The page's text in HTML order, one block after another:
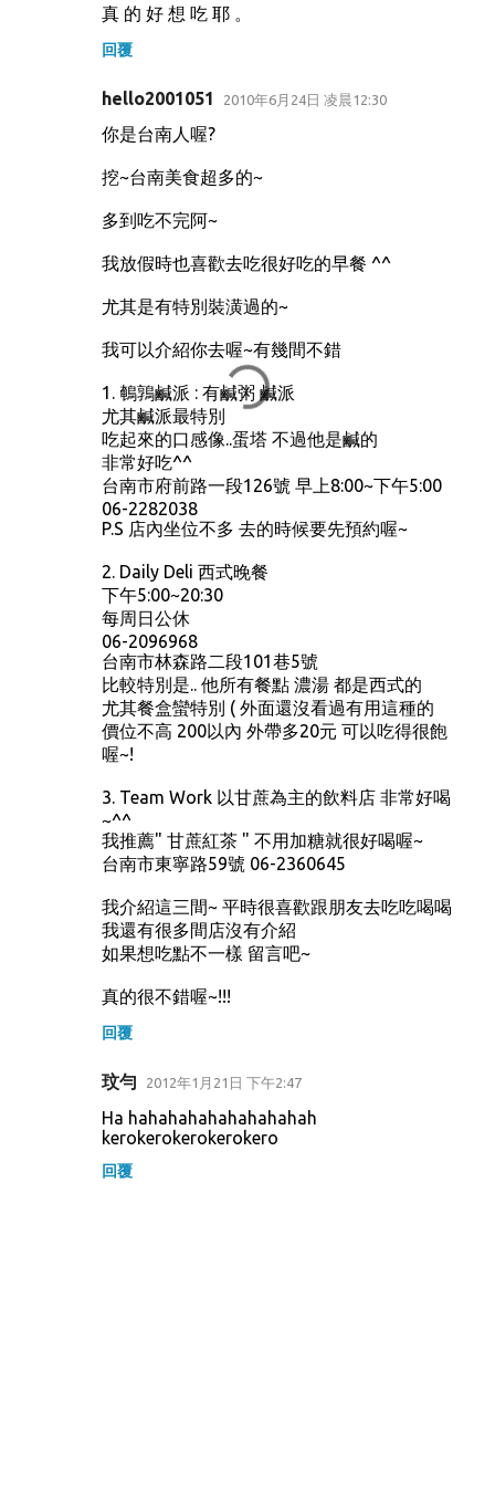
真 的 好 想 吃 耶 。
回覆
hello2001051 2010年6月24日 凌晨12:30
你是台南人喔?
挖~台南美食超多的~
多到吃不完阿~
我放假時也喜歡去吃很好吃的早餐 ^^
尤其是有特別裝潢過的~
我可以介紹你去喔~有幾間不錯
1. 鵪鶉鹹派 : 有鹹粥 鹹派
尤其鹹派最特別
吃起來的口感像..蛋塔 不過他是鹹的
非常好吃^^
台南市府前路一段126號 早上8:00~下午5:00
06-2282038
P.S 店內坐位不多 去的時候要先預約喔~
2. Daily Deli 西式晚餐
下午5:00~20:30
每周日公休
06-2096968
台南市林森路二段101巷5號
比較特別是.. 他所有餐點 濃湯 都是西式的
尤其餐盒蠻特別 ( 外面還沒看過有用這種的
價位不高 200以內 外帶多20元 可以吃得很飽
喔~!
3. Team Work 以甘蔗為主的飲料店 非常好喝
~^^
我推薦" 甘蔗紅茶 " 不用加糖就很好喝喔~
台南市東寧路59號 06-2360645
我介紹這三間~ 平時很喜歡跟朋友去吃吃喝喝
我還有很多間店沒有介紹
如果想吃點不一樣 留言吧~
真的很不錯喔~!!!
回覆
玟勻 2012年1月21日 下午2:47
Ha hahahahahahahahahah
kerokerokerokerokero
回覆